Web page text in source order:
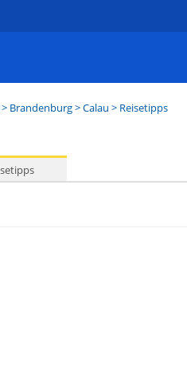
> Brandenburg>Calau > Reisetipps